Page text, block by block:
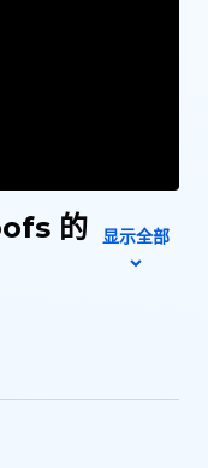
的
显示全部